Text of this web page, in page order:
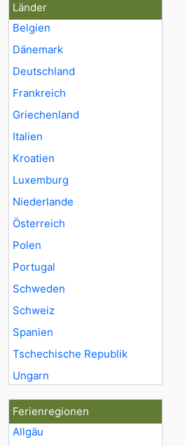
Länder
Belgien
Dänemark
Deutschland
Frankreich
Griechenland
Italien
Kroatien
Luxemburg
Niederlande
Österreich
Polen
Portugal
Schweden
Schweiz
Spanien
Tschechische Republik
Ungarn
Ferienregionen
Allgäu